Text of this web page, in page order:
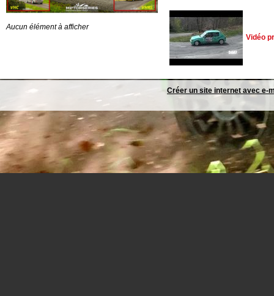
Vidéo
Aucun élément à afficher
Créer un site internet avec e-